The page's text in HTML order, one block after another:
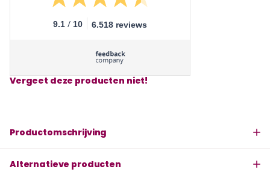
9.1 / 10 6.518 reviews
Vergeet deze producten niet!
Productomschrijving
Alternatieve producten